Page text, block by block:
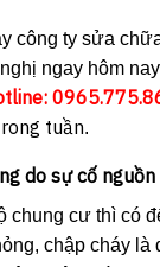
công ty sửa
ngay hôm
tuần.
do sự cố
chung cư thì có
chập cháy là